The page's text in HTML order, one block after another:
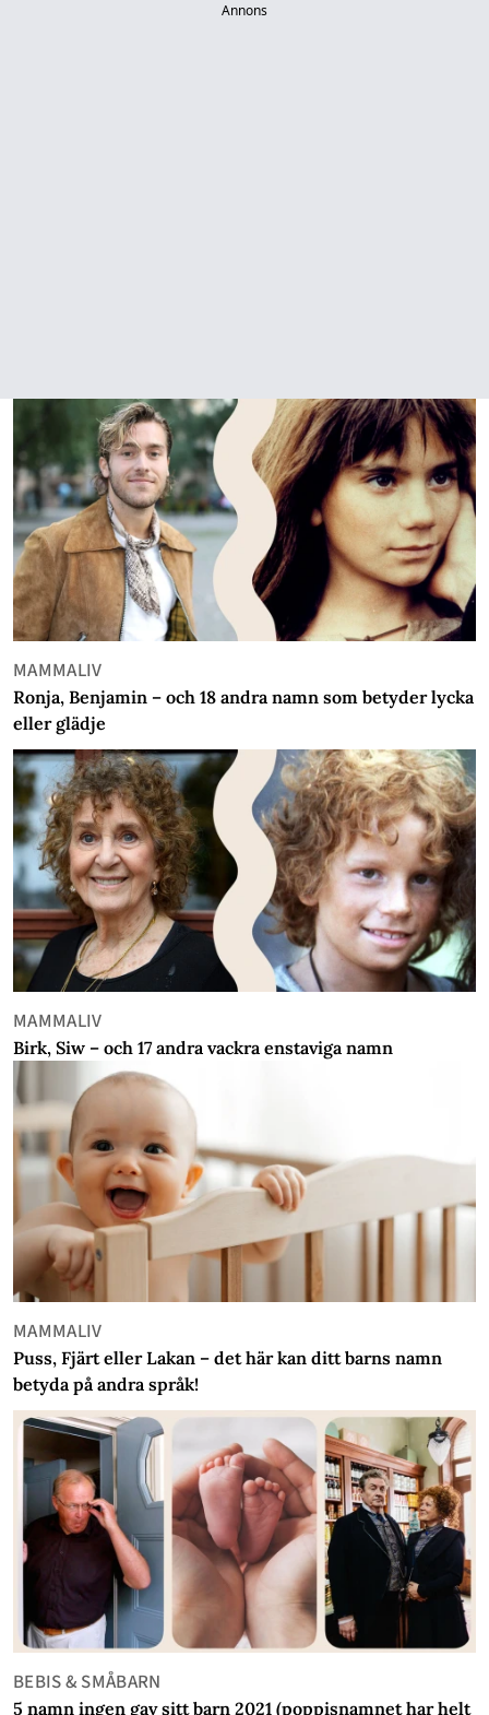
Annons
MAMMALIV
Ronja, Benjamin – och 18 andra namn som betyder lycka
eller glädje
MAMMALIV
Birk, Siw – och 17 andra vackra enstaviga namn
MAMMALIV
Puss, Fjärt eller Lakan – det här kan ditt barns namn
betyda på andra språk!
BEBIS & SMÅBARN
5 namn ingen gav sitt barn 2021 (poppisnamnet har helt